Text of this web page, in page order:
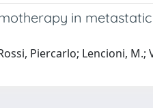
in
Piercarlo; Lencioni, M.;